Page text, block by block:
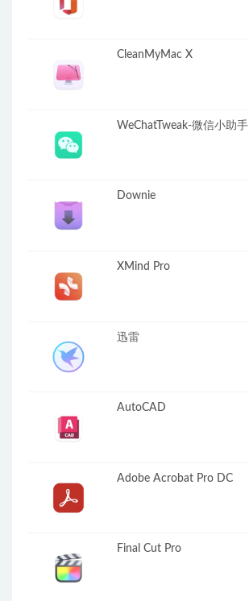
CleanMyMac X
WeChatTweak-微信小助手
Downie
XMind Pro
迅雷
AutoCAD
Adobe Acrobat Pro DC
Final Cut Pro